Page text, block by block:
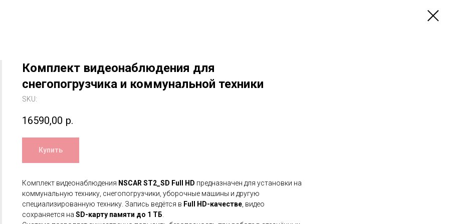
Комплект видеонаблюдения для
снегопогрузчика и коммунальной техники
SKU:
16590,00 р.
Купить
Комплект видеонаблюдения NSCAR ST2_SD Full HD предназначен для установки на
коммунальную технику, снегопогрузчики, уборочные машины и другую
специализированную технику. Запись ведётся в Full HD-качестве , видео
сохраняется на SD-карту памяти до 1 ТБ